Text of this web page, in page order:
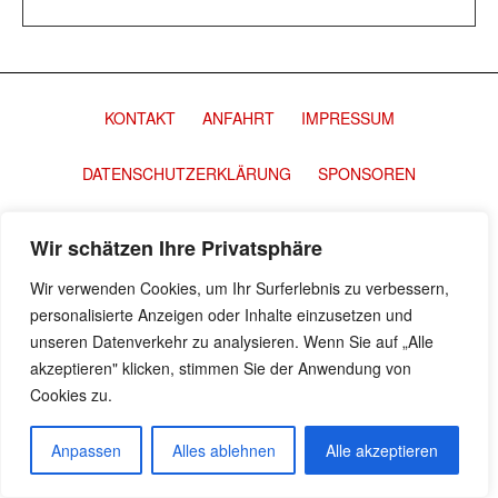
Wir schätzen Ihre Privatsphäre
Wir verwenden Cookies, um Ihr Surferlebnis zu verbessern,
personalisierte Anzeigen oder Inhalte einzusetzen und
unseren Datenverkehr zu analysieren. Wenn Sie auf „Alle
akzeptieren" klicken, stimmen Sie der Anwendung von
Cookies zu.
Anpassen Alles ablehnen Alle akzeptieren
KONTAKT ANFAHRT IMPRESSUM
DATENSCHUTZERKLÄRUNG SPONSOREN